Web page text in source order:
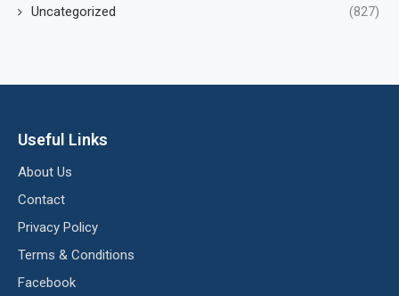
Uncategorized (827)
Useful Links
About Us
Contact
Privacy Policy
Terms & Conditions
Facebook